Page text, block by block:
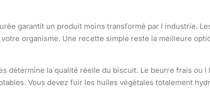
garantit un produit moins transformé par l industrie.
organisme. Une recette simple reste la meilleure
détermine la qualité réelle du biscuit. Le beurre frais ou l
Vous devez fuir les huiles végétales totalement